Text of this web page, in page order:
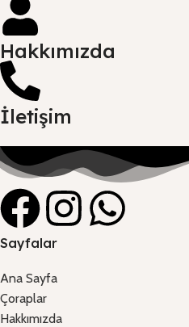
Hakkımızda
İletişim
Sayfalar
Ana Sayfa
Çoraplar
Hakkımızda